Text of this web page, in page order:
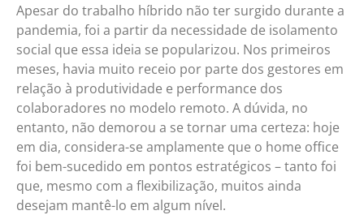
Apesar do trabalho híbrido não ter surgido durante a
pandemia, foi a partir da necessidade de isolamento
social que essa ideia se popularizou. Nos primeiros
meses, havia muito receio por parte dos gestores em
relação à produtividade e performance dos
colaboradores no modelo remoto. A dúvida, no
entanto, não demorou a se tornar uma certeza: hoje
em dia, considera-se amplamente que o home office
foi bem-sucedido em pontos estratégicos – tanto foi
que, mesmo com a flexibilização, muitos ainda
desejam mantê-lo em algum nível.